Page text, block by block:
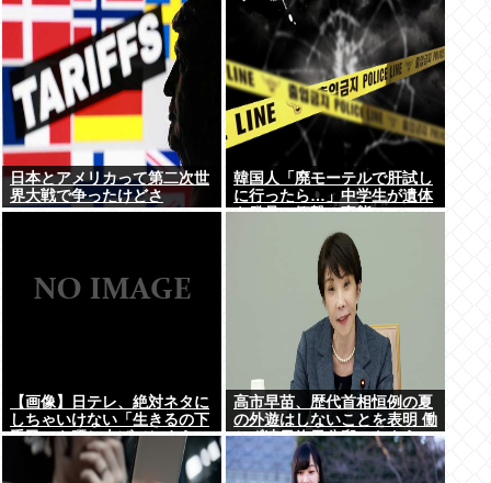
日本とアメリカって第二次世
界大戦で争ったけどさ
韓国人「廃モーテルで肝試し
に行ったら…」中学生が遺体
を発見、衝撃の事態に
【画像】日テレ、絶対ネタに
しちゃいけない「生きるの下
手民」を晒し上げてしまう
高市早苗、歴代首相恒例の夏
の外遊はしないことを表明 働
かず連日終日公邸のもよう